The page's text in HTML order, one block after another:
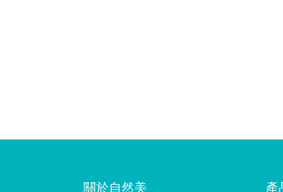
關於自然美
產